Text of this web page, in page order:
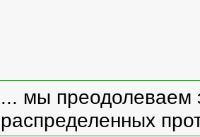
... мы преодолеваем
распределенных